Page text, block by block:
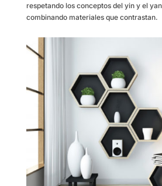
respetando los conceptos del yin y el
combinando materiales que contrastan.